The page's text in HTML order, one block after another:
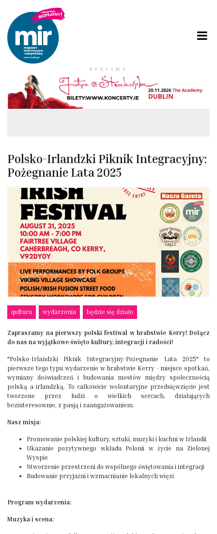
REKLAMA
Polsko-Irlandzki Piknik Integracyjny:
Pożegnanie Lata 2025
qultura wydarzenia będzie się działo
Zapraszamy na pierwszy polski festiwal w hrabstwie Kerry! Dołącz
do nas na wyjątkowe święto kultury, integracji i radości!
"Polsko-Irlandzki Piknik Integracyjny-Pożegnanie Lata 2025" to
pierwsze tego typu wydarzenie w hrabstwie Kerry - miejsce spotkań,
wymiany doświadczeń i budowania mostów między społecznością
polską a irlandzką. To całkowicie wolontaryjne przedsięwzięcie jest
tworzone przez ludzi o wielkich sercach, działających
bezinteresownie, z pasją i zaangażowaniem.
Nasz misja:
Promowanie polskiej kultury, sztuki, muzyki i kuchni w Irlandii
Ukazanie pozytywnego wkładu Polonii w życie na Zielonej
Wyspie
Stworzenie przestrzeni do wspólnego świętowania i integracji
Budowanie przyjaźni i wzmacnianie lokalnych więzi
Program wydarzenia:
Muzyka i scena: